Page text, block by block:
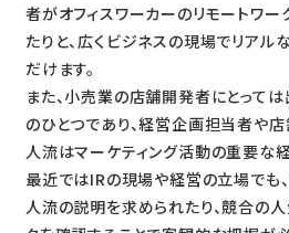
者がオフィスワーカーのリモートワ
たりと、広くビジネスの現場でリア
だけます。
また、小売業の店舗開発者にとって
のひとつであり、経営企画担当者や
人流はマーケティング活動の重要な
最近ではIRの現場や経営の立場でも
人流の説明を求められたり、競合の